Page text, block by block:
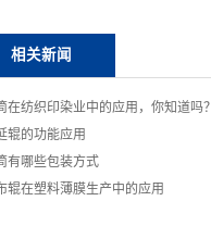
相关新闻
在纺织印染业中的应用，你知道吗？
辊的功能应用
有哪些包装方式
辊在塑料薄膜生产中的应用